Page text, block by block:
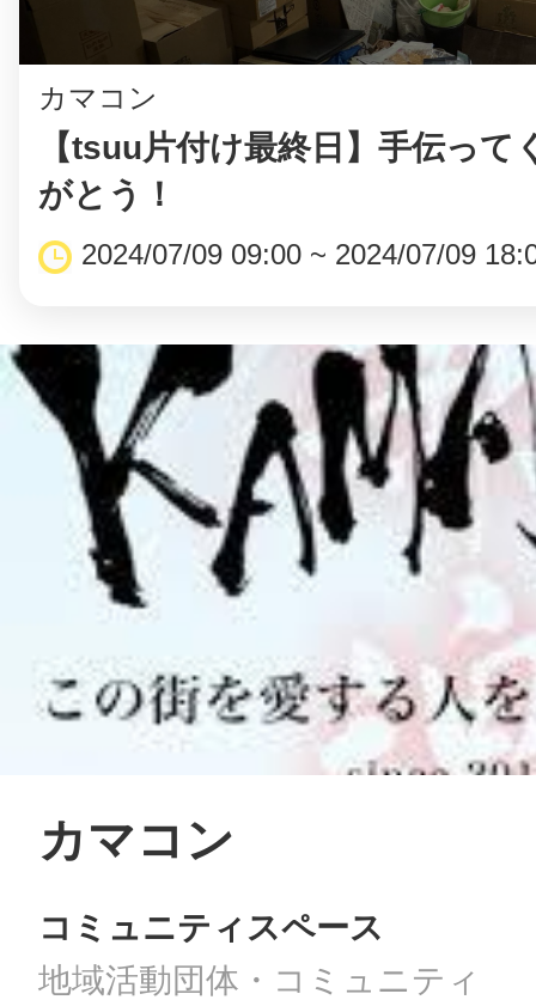
カマコン
【tsuu片付け最終日】手伝って
がとう！
2024/07/09 09:00 ~ 2024/07/09
カマコン
コミュニティスペース
地域活動団体・コミュニティ